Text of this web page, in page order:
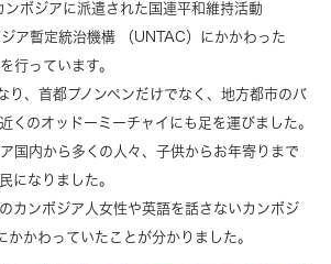
ボジアに派遣された国連平和維持活動
ジア暫定統治機構 （UNTAC）にかかわった
行っています。
り、首都プノンペンだけでなく、地方都市のバ
くのオッドーミーチャイにも足を運びました。
国内から多くの人々、子供からお年寄りまで
になりました。
カンボジア人女性や英語を話さないカンボジ
かわっていたことが分かりました。